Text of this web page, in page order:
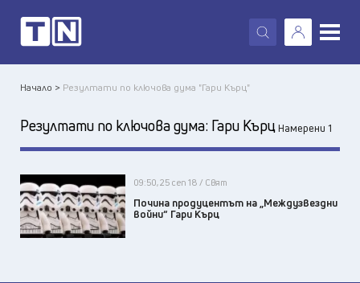
X
Начало > Резултати по ключова дума "Гари Кърц"
Резултати по ключова дума: Гари КърцНамерени 1
09:50, 25 сеп 18 / Свят
Почина продуцентът на „Междузвездни
войни“ Гари Кърц